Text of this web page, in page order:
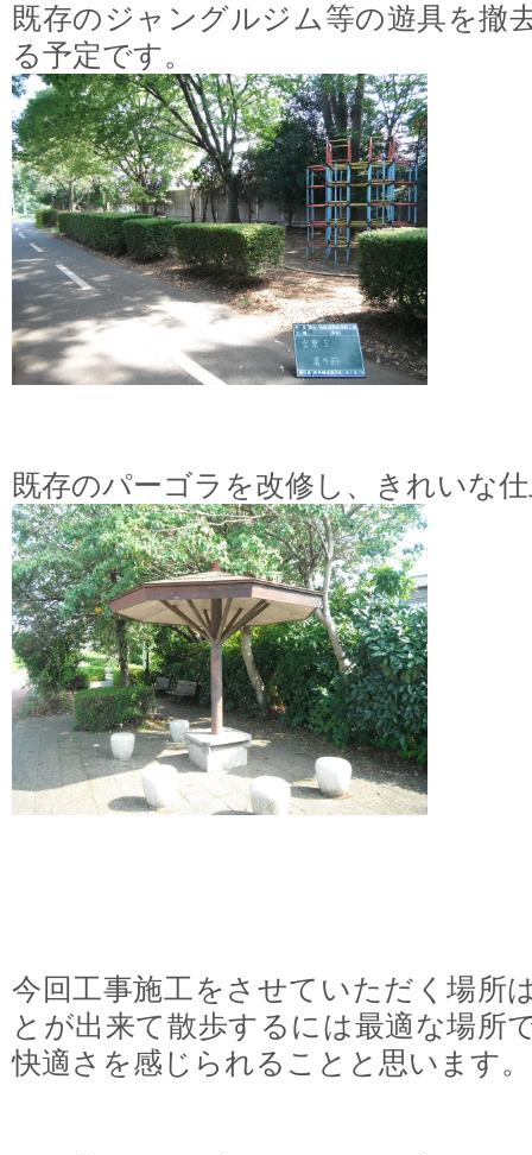
既存のジャングルジム等の遊具を撤
る予定です。
既存のパーゴラを改修し、きれいな
今回工事施工をさせていただく場所
とが出来て散歩するには最適な場所
快適さを感じられることと思います。